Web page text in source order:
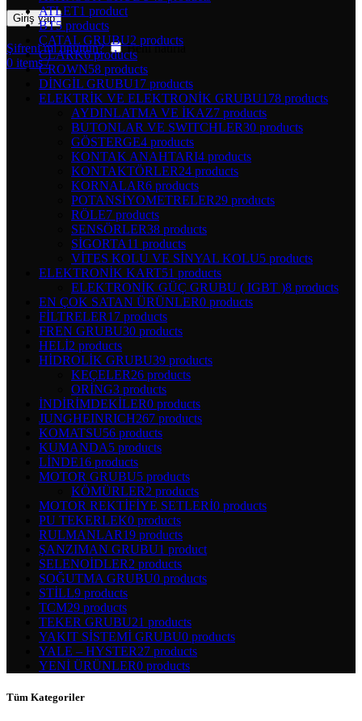
Giriş yap
Şifreni mi unuttun?
Beni hatırla
0 items /
ATLET1 product
BT5 products
ÇATAL GRUBU2 products
CLARK6 products
CROWN58 products
DİNGİL GRUBU17 products
ELEKTRİK VE ELEKTRONİK GRUBU178 products
AYDINLATMA VE İKAZ7 products
BUTONLAR VE SWITCHLER30 products
GÖSTERGE4 products
KONTAK ANAHTARI4 products
KONTAKTÖRLER24 products
KORNALAR6 products
POTANSİYOMETRELER29 products
RÖLE7 products
SENSÖRLER38 products
SİGORTA11 products
VİTES KOLU VE SİNYAL KOLU5 products
ELEKTRONİK KART51 products
ELEKTRONİK GÜÇ GRUBU ( IGBT )8 products
EN ÇOK SATAN ÜRÜNLER0 products
FİLTRELER17 products
FREN GRUBU30 products
HELİ2 products
HİDROLİK GRUBU39 products
KEÇELER26 products
ORİNG3 products
İNDİRİMDEKİLER0 products
JUNGHEINRICH267 products
KOMATSU56 products
KUMANDA5 products
LİNDE16 products
MOTOR GRUBU5 products
KÖMÜRLER2 products
MOTOR REKTİFİYE SETLERİ0 products
PU TEKERLEK0 products
RULMANLAR19 products
ŞANZIMAN GRUBU1 product
SELENOİDLER2 products
SOĞUTMA GRUBU0 products
STİLL9 products
TCM29 products
TEKER GRUBU21 products
YAKIT SİSTEMİ GRUBU0 products
YALE – HYSTER27 products
YENİ ÜRÜNLER0 products
Tüm Kategoriler